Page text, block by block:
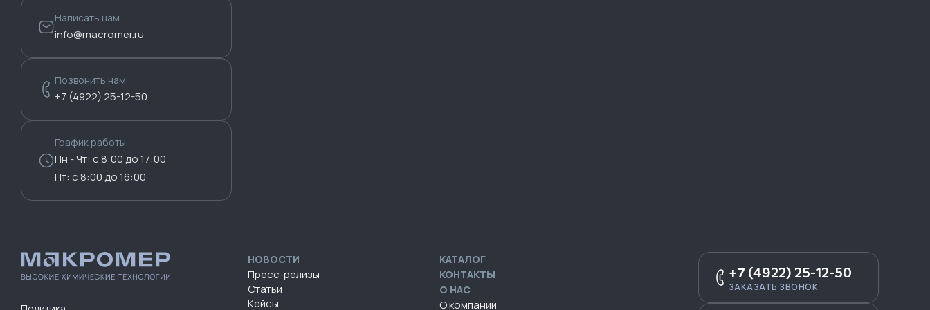
Написать нам
info@macromer.ru
Позвонить нам
+7 (4922) 25-12-50
График работы
Пн - Чт: с 8:00 до 17:00
Пт: с 8:00 до 16:00
НОВОСТИ
Пресс-релизы
Статьи
Кейсы
КАТАЛОГ
КОНТАКТЫ
О НАС
О компании
+7 (4922) 25-12-50
ЗАКАЗАТЬ ЗВОНОК